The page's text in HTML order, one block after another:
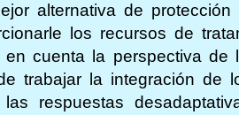
alternativa de
los recursos de
en cuenta la perspectiva
trabajar la integración de
las respuestas